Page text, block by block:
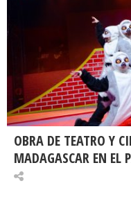
OBRA DE TEATRO Y
MADAGASCAR EN EL